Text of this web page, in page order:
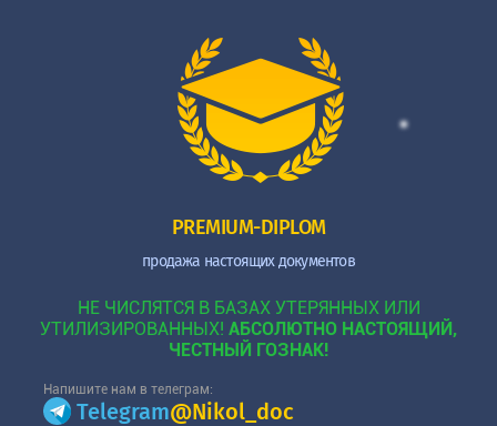
PREMIUM-DIPLOM
продажа настоящих документов
НЕ ЧИСЛЯТСЯ В БАЗАХ УТЕРЯННЫХ ИЛИ
УТИЛИЗИРОВАННЫХ! АБСОЛЮТНО НАСТОЯЩИЙ,
ЧЕСТНЫЙ ГОЗНАК!
Напишите нам в телеграм:
Telegram@Nikol_doc